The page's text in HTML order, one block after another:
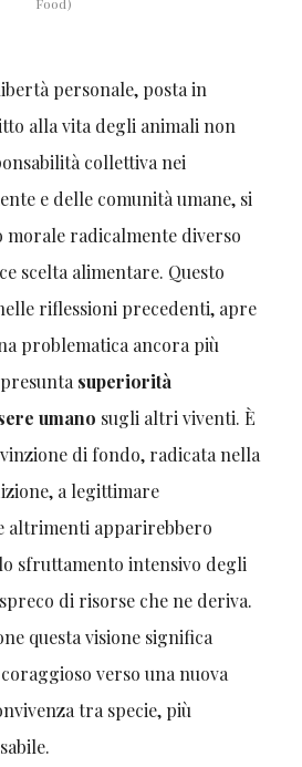
Food)
personale, posta in
alla vita degli animali non
collettiva nei
e delle comunità umane, si
morale radicalmente diverso
scelta alimentare. Questo
riflessioni precedenti, apre
problematica ancora più
superiorità
umano sugli altri viventi. È
di fondo, radicata nella
a legittimare
altrimenti apparirebbero
sfruttamento intensivo degli
di risorse che ne deriva.
questa visione significa
verso una nuova
tra specie, più